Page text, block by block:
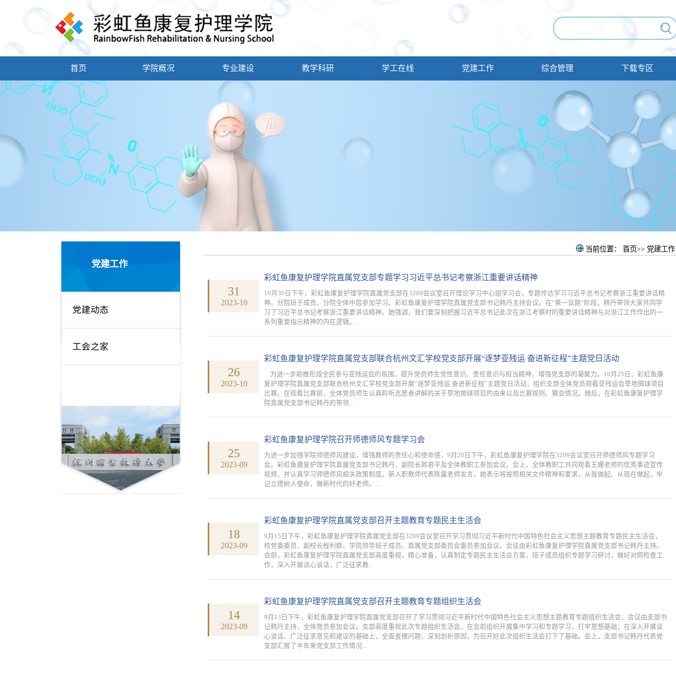
首页 学院概况 专业建设 教学科研 学工在线 党建工作 综合管理
规章制度
行政公文
下载专区
教师专区
学生专区
党建工作
党建动态
工会之家
当前位置： 首页>> 党建工作
31
2023-10
彩虹鱼康复护理学院直属党支部专题学习习近平总书记考察浙江重要讲话精神
10月30日下午，彩虹鱼康复护理学院直属党支部在3209会议室召开理论学习中心组学习会，专题传达学习习近平总书记考察浙江重要讲话精
神。分院班子成员、分院全体中层参加学习，彩虹鱼康复护理学院直属党支部书记韩丹主持会议。在“第一议题”阶段，韩丹带领大家共同学
习了习近平总书记考察浙江重要讲话精神。她强调，我们要深刻把握习近平总书记此次在浙江考察时的重要讲话精神与对浙江工作作出的一
系列重要指示精神的内在逻辑。...
26
2023-10
彩虹鱼康复护理学院直属党支部联合杭州文汇学校党支部开展“逐梦亚残运 奋进新征程”主题党日活动
为进一步助推形成全民参与亚残运会的氛围，提升党员师生党性意识、责任意识与担当精神，增强党支部的凝聚力。10月25日，彩虹鱼康
复护理学院直属党支部联合杭州文汇学校党支部开展“逐梦亚残运 奋进新征程”主题党日活动，组织支部全体党员观看亚残运会草地掷球项目
比赛。在观看比赛前，全体党员师生认真聆听志愿者讲解的关于草地掷球项目的由来以及比赛规则、赛会情况。随后，在彩虹鱼康复护理学
院直属党支部书记韩丹的带领...
25
2023-09
彩虹鱼康复护理学院召开师德师风专题学习会
为进一步加强学院师德师风建设，增强教师的责任心和使命感，9月20日下午，彩虹鱼康复护理学院在3209会议室召开师德师风专题学习
会。彩虹鱼康复护理学院直属党支部书记韩丹、副院长郭君平及全体教职工参加会议。会上，全体教职工共同观看王姗老师的优秀事迹宣传
视频，并认真学习师德师风相关政策制度。新入职教师代表陈露老师发言，她表示将按照相关文件精神和要求，从我做起、从现在做起，牢
记立德树人使命，做新时代的好老师。...
18
2023-09
彩虹鱼康复护理学院直属党支部召开主题教育专题民主生活会
9月15日下午，彩虹鱼康复护理学院直属党支部在3209会议室召开学习贯彻习近平新时代中国特色社会主义思想主题教育专题民主生活会，
校党委委员、副校长程利群、学院领导班子成员、直属党支部委员会委员参加会议。会议由彩虹鱼康复护理学院直属党支部书记韩丹主持。
会前，彩虹鱼康复护理学院直属党支部高度重视，精心准备，认真制定专题民主生活会方案，班子成员组织专题学习研讨，做好对照检查工
作，深入开展谈心谈话，广泛征求教...
14
2023-09
彩虹鱼康复护理学院直属党支部召开主题教育专题组织生活会
9月13日下午，彩虹鱼康复护理学院直属党支部召开了学习贯彻习近平新时代中国特色社会主义思想主题教育专题组织生活会，会议由支部书
记韩丹主持，全体党员参加会议。支部高度重视此次专题组织生活会，在会前组织开展集中学习和专题学习，打牢思想基础；在深入开展谈
心谈话、广泛征求意见和建议的基础上，全面查摆问题，深刻剖析原因，为召开好此次组织生活会打下了基础。会上，支部书记韩丹代表党
支部汇报了半年来党支部工作情况...